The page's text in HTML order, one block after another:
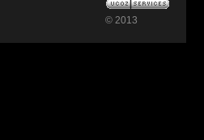
© 2013